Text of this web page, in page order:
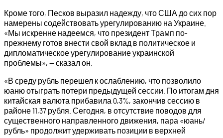
Кроме того, Песков выразил надежду, что США до сих пор
намерены содействовать урегулированию на Украине.
«Мы искренне надеемся, что президент Трамп по-
прежнему готов внести свой вклад в политическое и
дипломатическое урегулирование украинской
проблемы», — сказал он.
«В среду рубль перешел к ослаблению, что позволило
юаню отыграть потери предыдущей сессии. По итогам дня
китайская валюта прибавила 0,3%, закончив сессию в
районе 11,37 рубля. Сегодня, в отсутствие поводов для
существенного направленного движения, пара «юань/
рубль» продолжит удерживать позиции в верхней